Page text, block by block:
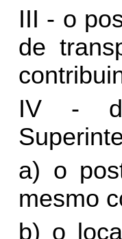
III - o
de
IV -
a) o
mesmo
b) o